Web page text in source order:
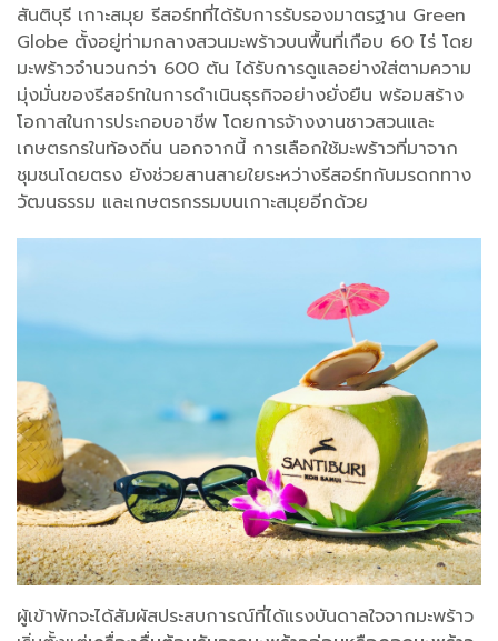
สันติบุรี เกาะสมุย รีสอร์ทที่ได้รับการรับรองมาตรฐาน Green
Globe ตั้งอยู่ท่ามกลางสวนมะพร้าวบนพื้นที่เกือบ 60 ไร่ โดย
มะพร้าวจำนวนกว่า 600 ต้น ได้รับการดูแลอย่างใส่ตามความ
มุ่งมั่นของรีสอร์ทในการดำเนินธุรกิจอย่างยั่งยืน พร้อมสร้าง
โอกาสในการประกอบอาชีพ โดยการจ้างงานชาวสวนและ
เกษตรกรในท้องถิ่น นอกจากนี้ การเลือกใช้มะพร้าวที่มาจาก
ชุมชนโดยตรง ยังช่วยสานสายใยระหว่างรีสอร์ทกับมรดกทาง
วัฒนธรรม และเกษตรกรรมบนเกาะสมุยอีกด้วย
ผู้เข้าพักจะได้สัมผัสประสบการณ์ที่ได้แรงบันดาลใจจากมะพร้าว